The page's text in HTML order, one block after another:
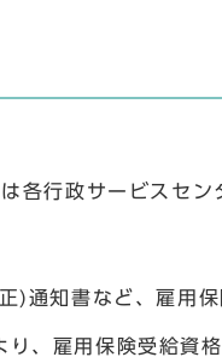
各行政サービスセン
)通知書など、雇用
り、雇用保険受給資